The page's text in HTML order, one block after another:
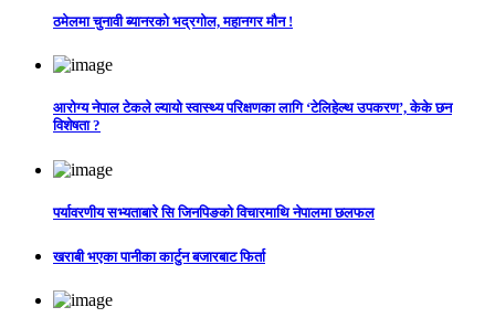
ठमेलमा चुनावी ब्यानरको भद्रगोल, महानगर मौन !
आरोग्य नेपाल टेकले ल्यायो स्वास्थ्य परिक्षणका लागि ‘टेलिहेल्थ उपकरण’, केके छन
विशेषता ?
पर्यावरणीय सभ्यताबारे सि जिनपिङको विचारमाथि नेपालमा छलफल
खराबी भएका पानीका कार्टुन बजारबाट फिर्ता